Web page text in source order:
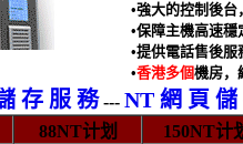
•強大的控制後
•保障主機高速穩
•提供電話售後服
•香港多個機房，
存 服 務--- NT 網 頁 儲
88NT计划 150NT计